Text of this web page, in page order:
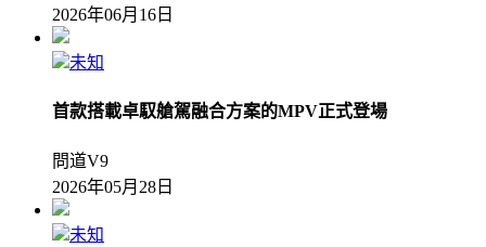
2026年06月16日
未知
首款搭載卓馭艙駕融合方案的MPV正式登場
問道V9
2026年05月28日
未知